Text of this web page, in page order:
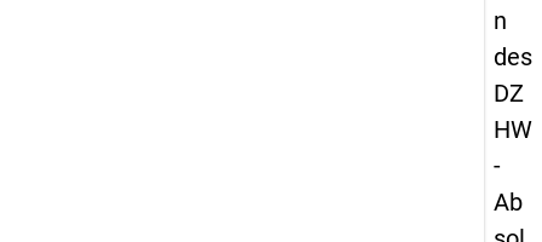
n
des
DZ
HW
-
Ab